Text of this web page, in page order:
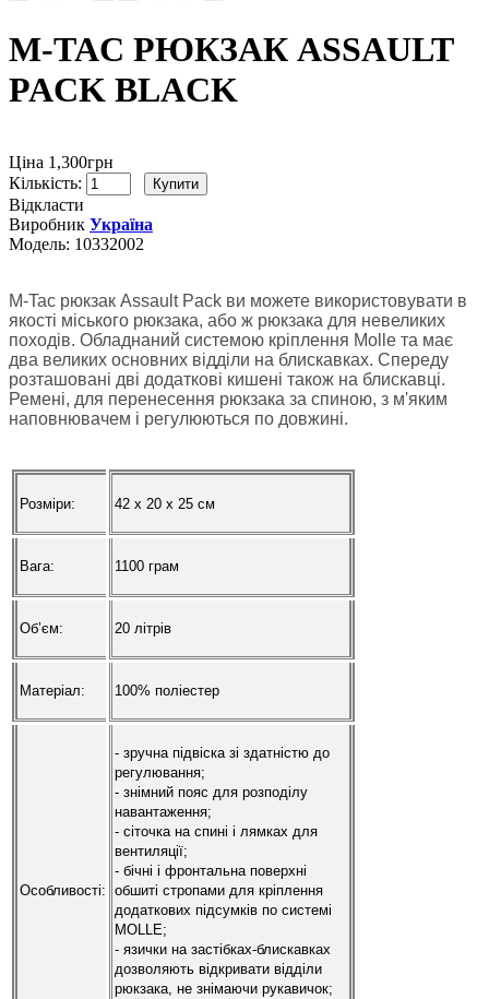
M-TAC РЮКЗАК ASSAULT
PACK BLACK
Ціна 1,300грн
Кількість:
Відкласти
Виробник Україна
Модель: 10332002
M-Tac рюкзак Assault Pack ви можете використовувати в
якості міського рюкзака, або ж рюкзака для невеликих
походів. Обладнаний системою кріплення Molle та має
два великих основних відділи на блискавках. Спереду
розташовані дві додаткові кишені також на блискавці.
Ремені, для перенесення рюкзака за спиною, з м'яким
наповнювачем і регулюються по довжині.
Розміри: 42 х 20 х 25 см
Вага: 1100 грам
Об’єм: 20 літрів
Матеріал: 100% поліестер
Особливості:
- зручна підвіска зі здатністю до
регулювання;
- знімний пояс для розподілу
навантаження;
- сіточка на спині і лямках для
вентиляції;
- бічні і фронтальна поверхні
обшиті стропами для кріплення
додаткових підсумків по системі
MOLLE;
- язички на застібках-блискавках
дозволяють відкривати відділи
рюкзака, не знімаючи рукавичок;